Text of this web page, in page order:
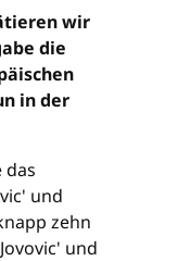
wir
die
in der
das
und
zehn
und